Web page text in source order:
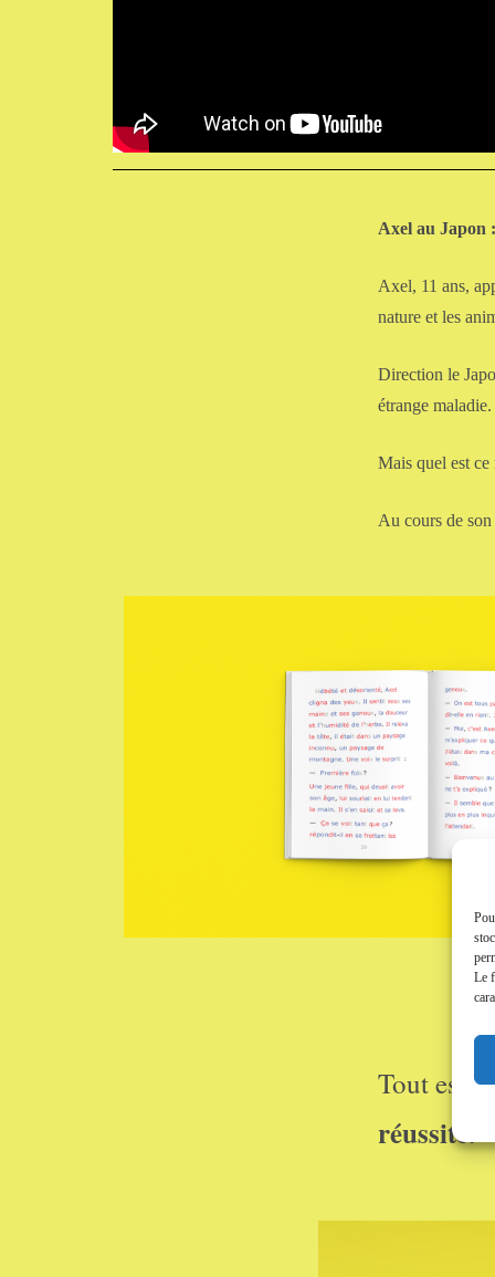
Le
Axel au Japon :
Axel, 11 ans,
nature et les
Direction le
étrange maladie.
Mais quel est
Au cours de
Tout est
réussite.